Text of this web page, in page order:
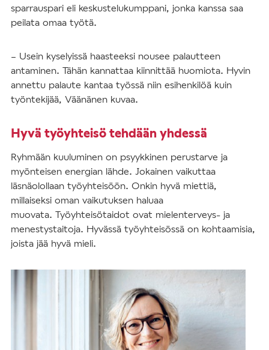
sparrauspari eli keskustelukumppani, jonka kanssa saa
peilata omaa työtä.
– Usein kyselyissä haasteeksi nousee palautteen
antaminen. Tähän kannattaa kiinnittää huomiota. Hyvin
annettu palaute kantaa työssä niin esihenkilöä kuin
työntekijää, Väänänen kuvaa.
Hyvä työyhteisö tehdään yhdessä
Ryhmään kuuluminen on psyykkinen perustarve ja
myönteisen energian lähde. Jokainen vaikuttaa
läsnäolollaan työyhteisöön. Onkin hyvä miettiä,
millaiseksi oman vaikutuksen haluaa
muovata. Työyhteisötaidot ovat mielenterveys- ja
menestystaitoja. Hyvässä työyhteisössä on kohtaamisia,
joista jää hyvä mieli.